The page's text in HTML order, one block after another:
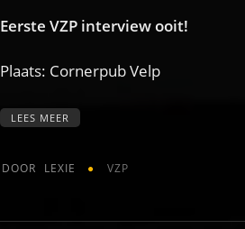
Eerste VZP interview ooit!
Plaats: Cornerpub Velp
LEES MEER
DOOR LEXIE VZP